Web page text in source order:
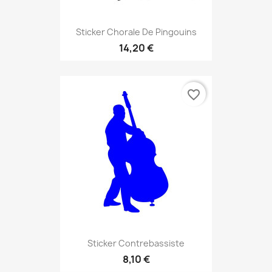
Sticker Chorale De Pingouins
14,20 €
Sticker Contrebassiste
8,10 €
favorite_border